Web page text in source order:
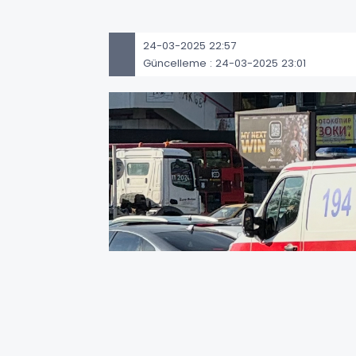
24-03-2025 22:57
Güncelleme : 24-03-2025 23:01